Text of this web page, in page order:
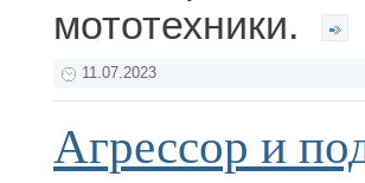
мототехники.
11.07.2023
Агрессор и